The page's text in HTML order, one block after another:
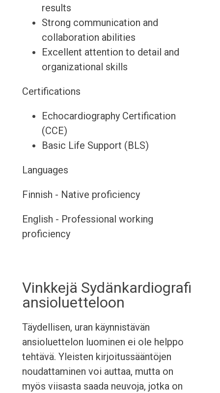
results
Strong communication and
collaboration abilities
Excellent attention to detail and
organizational skills
Certifications
Echocardiography Certification
(CCE)
Basic Life Support (BLS)
Languages
Finnish - Native proficiency
English - Professional working
proficiency
Vinkkejä Sydänkardiografi
ansioluetteloon
Täydellisen, uran käynnistävän
ansioluettelon luominen ei ole helppo
tehtävä. Yleisten kirjoitussääntöjen
noudattaminen voi auttaa, mutta on
myös viisasta saada neuvoja, jotka on